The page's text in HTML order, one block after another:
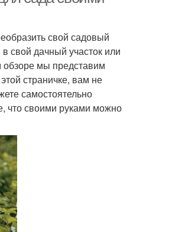
свой садовый
свой дачный участок или
обзоре мы представим
страничке, вам не
самостоятельно
что своими руками можно